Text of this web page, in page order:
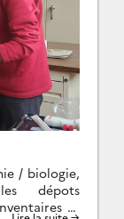
/ biologie,
dépots
et